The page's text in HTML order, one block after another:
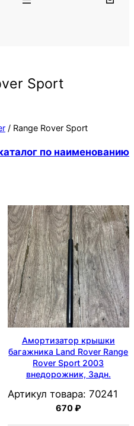
Sport
/ Range Rover Sport
по наименованию
Амортизатор крышки
багажника Land Rover Range
Rover Sport 2003
внедорожник, Задн.
Артикул товара: 70241
670₽